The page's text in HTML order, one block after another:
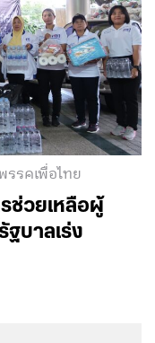
รรคเพื่อไทย
ช่วยเหลือผู้
บาลเร่ง